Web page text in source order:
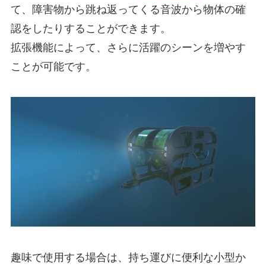
て、障害物から跳ね返ってくる音波から物体の確
認をしたりすることができます。
拡張機能によって、さらに活躍のシーンを増やす
ことが可能です。
趣味で使用する場合は、持ち運びに便利な小型か